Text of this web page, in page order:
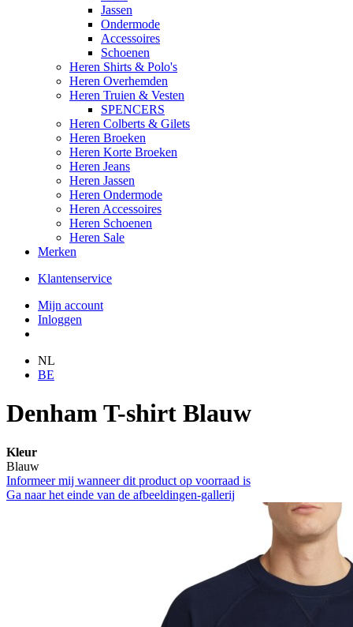
Jassen
Ondermode
Accessoires
Schoenen
Heren Shirts & Polo's
Heren Overhemden
Heren Truien & Vesten
SPENCERS
Heren Colberts & Gilets
Heren Broeken
Heren Korte Broeken
Heren Jeans
Heren Jassen
Heren Ondermode
Heren Accessoires
Heren Schoenen
Heren Sale
Merken
Klantenservice
Mijn account
Inloggen
NL
BE
Denham T-shirt Blauw
Kleur
Blauw
Informeer mij wanneer dit product op voorraad is
Ga naar het einde van de afbeeldingen-gallerij